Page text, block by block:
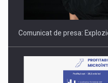
Comunicat de presa: